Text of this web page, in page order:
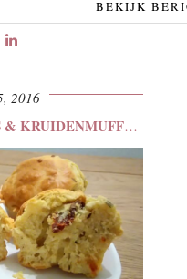
BEKIJK
2016
FOOD| TOMAAT, KAAS & KRUIDENMUFFINS